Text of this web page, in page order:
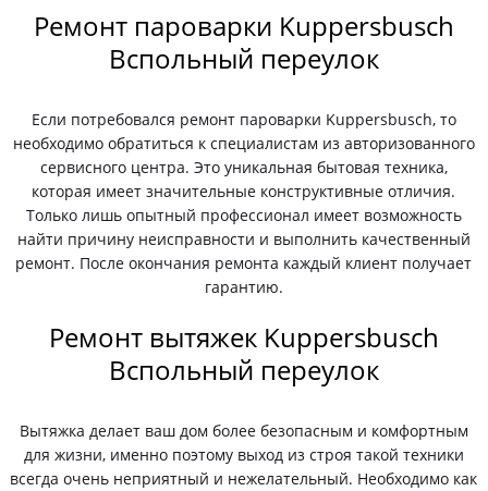
Ремонт пароварки Kuppersbusch
Вспольный переулок
Если потребовался ремонт пароварки Kuppersbusch, то
необходимо обратиться к специалистам из авторизованного
сервисного центра. Это уникальная бытовая техника,
которая имеет значительные конструктивные отличия.
Только лишь опытный профессионал имеет возможность
найти причину неисправности и выполнить качественный
ремонт. После окончания ремонта каждый клиент получает
гарантию.
Ремонт вытяжек Kuppersbusch
Вспольный переулок
Вытяжка делает ваш дом более безопасным и комфортным
для жизни, именно поэтому выход из строя такой техники
всегда очень неприятный и нежелательный. Необходимо как